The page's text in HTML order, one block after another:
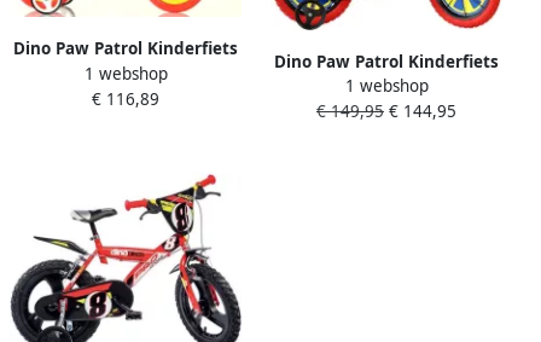
Dino Paw Patrol Kinderfiets
10 Inch van 1-3 Jaar met
Zijwieltjes Jongensfiets
1 webshop
€ 116,89
Dino Paw Patrol Kinderfiets
14 Inch Rood Met Zijwieltjes
Geschikt voor 3 tot 5 Jaar
1 webshop
€ 149,95 € 144,95